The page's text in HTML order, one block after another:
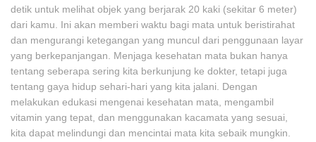
detik untuk melihat objek yang berjarak 20 kaki (sekitar 6 meter)
dari kamu. Ini akan memberi waktu bagi mata untuk beristirahat
dan mengurangi ketegangan yang muncul dari penggunaan layar
yang berkepanjangan. Menjaga kesehatan mata bukan hanya
tentang seberapa sering kita berkunjung ke dokter, tetapi juga
tentang gaya hidup sehari-hari yang kita jalani. Dengan
melakukan edukasi mengenai kesehatan mata, mengambil
vitamin yang tepat, dan menggunakan kacamata yang sesuai,
kita dapat melindungi dan mencintai mata kita sebaik mungkin.